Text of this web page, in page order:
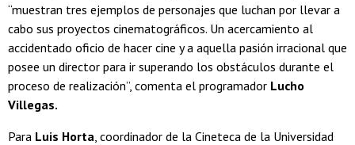
“muestran tres ejemplos de personajes que luchan por llevar a
cabo sus proyectos cinematográficos. Un acercamiento al
accidentado oficio de hacer cine y a aquella pasión irracional que
posee un director para ir superando los obstáculos durante el
proceso de realización”, comenta el programador Lucho
Villegas.
Para Luis Horta , coordinador de la Cineteca de la Universidad